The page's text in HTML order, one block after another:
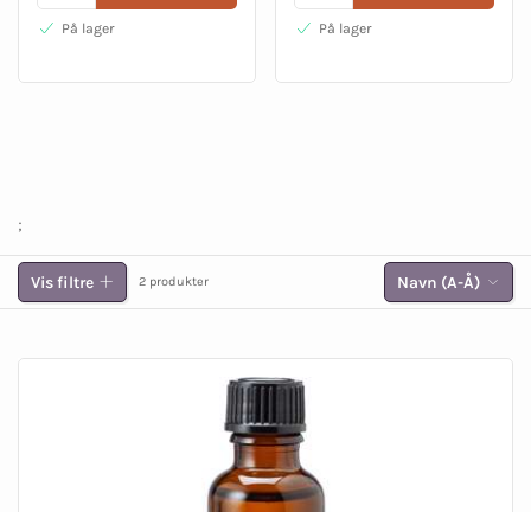
På lager På lager
;
Vis filtre 2 produkter Navn (A-Å)